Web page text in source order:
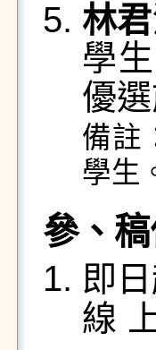
林
學
優
備註
學生
參、
即
線